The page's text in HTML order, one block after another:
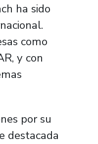
ha sido
como
y con
por su
destacada